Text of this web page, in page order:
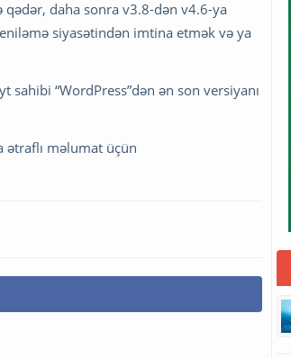
daha sonra v3.8-dən v4.6-ya
siyasətindən imtina etmək və ya
“WordPress”dən ən son versiyanı
ətraflı məlumat üçün